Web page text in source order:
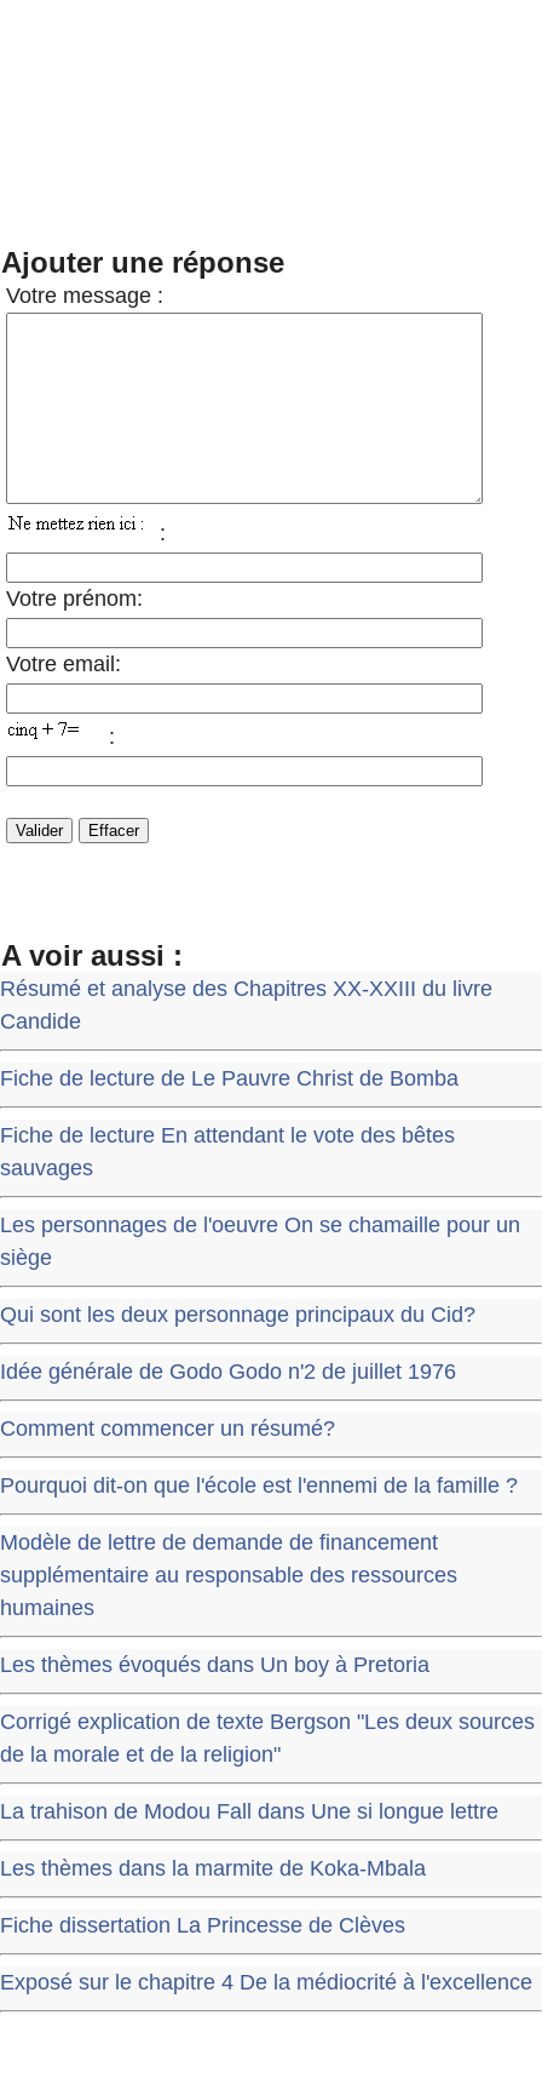
Ajouter une réponse
Votre message :
:
Votre prénom:
Votre email:
:
A voir aussi :
Résumé et analyse des Chapitres XX-XXIII du livre
Candide
Fiche de lecture de Le Pauvre Christ de Bomba
Fiche de lecture En attendant le vote des bêtes
sauvages
Les personnages de l'oeuvre On se chamaille pour un
siège
Qui sont les deux personnage principaux du Cid​?
Idée générale de Godo Godo n'2 de juillet 1976
Comment commencer un résumé?
Pourquoi dit-on que l'école est l'ennemi de la famille ?
Modèle de lettre de demande de financement
supplémentaire au responsable des ressources
humaines
Les thèmes évoqués dans Un boy à Pretoria
Corrigé explication de texte Bergson "Les deux sources
de la morale et de la religion"
La trahison de Modou Fall dans Une si longue lettre
Les thèmes dans la marmite de Koka-Mbala
Fiche dissertation La Princesse de Clèves
Exposé sur le chapitre 4 De la médiocrité à l'excellence